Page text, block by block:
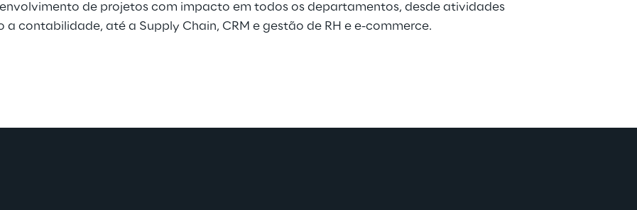
de projetos com impacto em todos os departamentos, desde atividades
contabilidade, até a Supply Chain, CRM e gestão de RH e e-commerce.